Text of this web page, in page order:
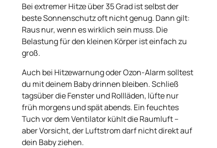
Bei extremer Hitze über 35 Grad ist selbst der
beste Sonnenschutz oft nicht genug. Dann gilt:
Raus nur, wenn es wirklich sein muss. Die
Belastung für den kleinen Körper ist einfach zu
groß.
Auch bei Hitzewarnung oder Ozon-Alarm solltest
du mit deinem Baby drinnen bleiben. Schließ
tagsüber die Fenster und Rollläden, lüfte nur
früh morgens und spät abends. Ein feuchtes
Tuch vor dem Ventilator kühlt die Raumluft –
aber Vorsicht, der Luftstrom darf nicht direkt auf
dein Baby ziehen.